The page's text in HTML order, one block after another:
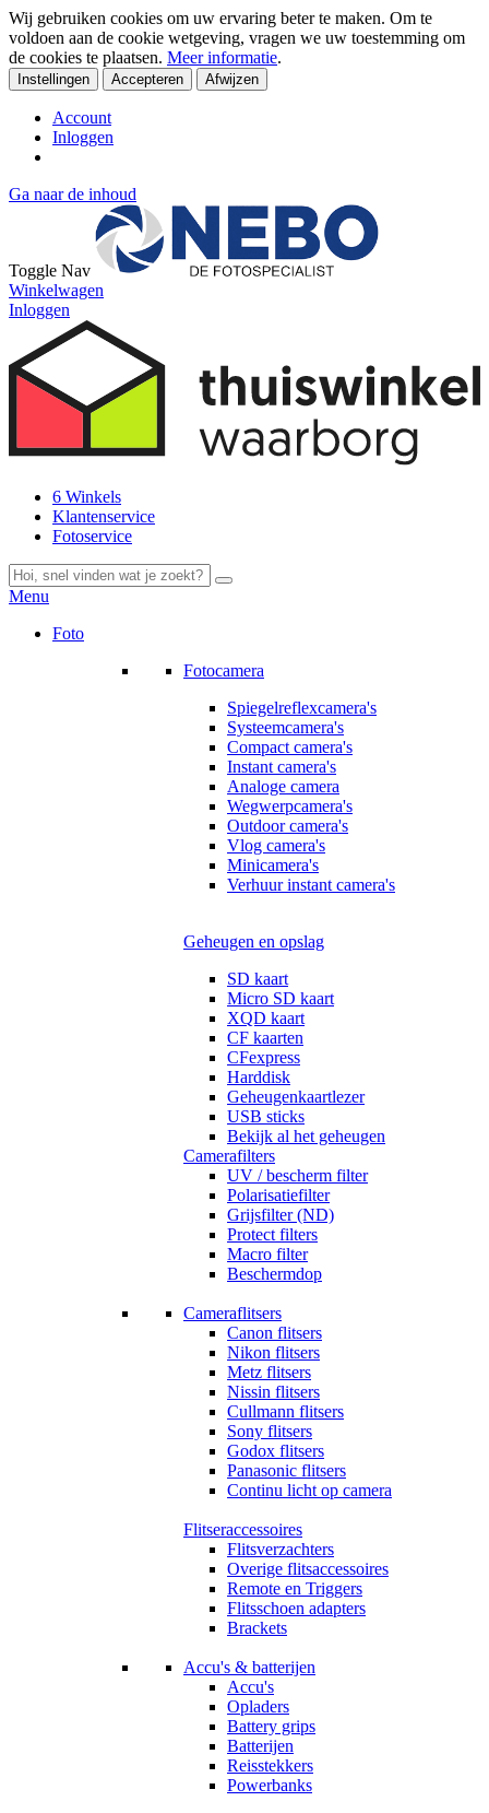
Wij gebruiken cookies om uw ervaring beter te maken. Om te
voldoen aan de cookie wetgeving, vragen we uw toestemming om
de cookies te plaatsen. Meer informatie.
Instellingen Accepteren Afwijzen
Account
Inloggen
Ga naar de inhoud
Toggle Nav
Winkelwagen
Inloggen
6 Winkels
Klantenservice
Fotoservice
Menu
Foto
Fotocamera
Spiegelreflexcamera's
Systeemcamera's
Compact camera's
Instant camera's
Analoge camera
Wegwerpcamera's
Outdoor camera's
Vlog camera's
Minicamera's
Verhuur instant camera's
Geheugen en opslag
SD kaart
Micro SD kaart
XQD kaart
CF kaarten
CFexpress
Harddisk
Geheugenkaartlezer
USB sticks
Bekijk al het geheugen
Camerafilters
UV / bescherm filter
Polarisatiefilter
Grijsfilter (ND)
Protect filters
Macro filter
Beschermdop
Cameraflitsers
Canon flitsers
Nikon flitsers
Metz flitsers
Nissin flitsers
Cullmann flitsers
Sony flitsers
Godox flitsers
Panasonic flitsers
Continu licht op camera
Flitseraccessoires
Flitsverzachters
Overige flitsaccessoires
Remote en Triggers
Flitsschoen adapters
Brackets
Accu's & batterijen
Accu's
Opladers
Battery grips
Batterijen
Reisstekkers
Powerbanks